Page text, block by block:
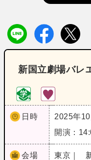
新国立劇場バレ
日時
2025年10
開演：
会場 東京｜